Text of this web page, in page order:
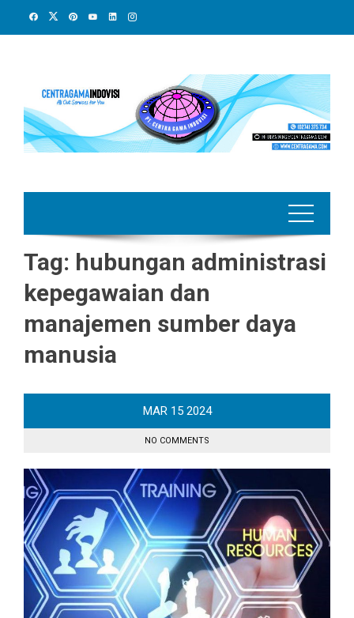
Tag: hubungan administrasi
kepegawaian dan
manajemen sumber daya
manusia
MAR 15 2024
NO COMMENTS